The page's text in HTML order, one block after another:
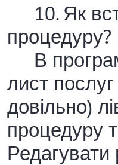
10. Як
процедуру?
В
лист
довільно)
процедуру
Редагувати